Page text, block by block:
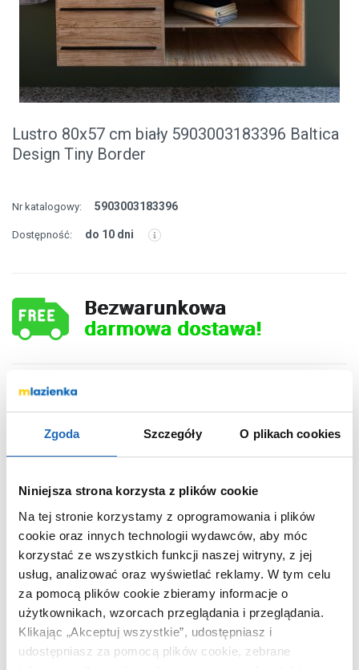
Zgoda Szczegóły O plikach cookies
Niniejsza strona korzysta z plików cookie
Na tej stronie korzystamy z oprogramowania i plików
cookie oraz innych technologii wydawców, aby móc
korzystać ze wszystkich funkcji naszej witryny, z jej
usług, analizować oraz wyświetlać reklamy. W tym celu
za pomocą plików cookie zbieramy informacje o
użytkownikach, wzorcach przeglądania i przeglądania.
Klikając „Akceptuj wszystkie”, udostępniasz i
udostępniasz za pomocą plików cookie, zebrane
Lustro 80x57 cm biały 5903003183396 Baltica
Design Tiny Border
Nr katalogowy: 5903003183396
Dostępność: do 10 dni
Bezwarunkowa
darmowa dostawa!
867,00zł
DO KOSZYKA
Chcesz zamówić telefonicznie?
OPIS PRODUKTU